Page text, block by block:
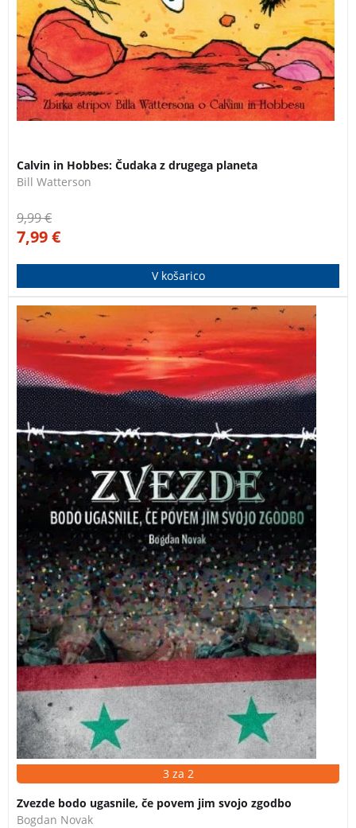
Calvin in Hobbes: Čudaka z drugega planeta
Bill Watterson
9,99€
7,99€
V košarico
Novakov roman “Zvezde bodo ugasnile, če povem jim
svojo zgodbo” je presunljivo in aktualno branje za
mladino in odrasle. Skozi prvoosebno izpoved
mladega Haruna plast za plastjo odstira univerzalno
pripoved o upanju in trpljenju begunskih družin po
svetu. Roman izpoveduje zgodbo družine Hallaj, ki je
zaradi vojne in želje po varnejšem ter človeka
vrednem življenju prisiljena zapustiti svoj edini dom,
ki ga je kdaj koli poznala, in se podati v neznano.
3 za 2
Zvezde bodo ugasnile, če povem jim svojo zgodbo
Bogdan Novak